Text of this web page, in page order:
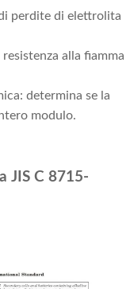
perdite di elettrolita
alla fiamma
determina se la
modulo.
JIS C 8715-